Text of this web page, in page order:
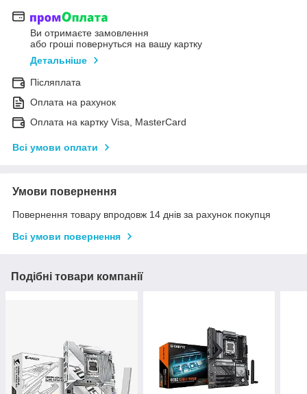
Ви отримаєте замовлення
або гроші повернуться на вашу картку
Детальніше
Післяплата
Оплата на рахунок
Оплата на картку Visa, MasterCard
Всі умови оплати
Умови повернення
Повернення товару впродовж 14 днів за рахунок покупця
Всі умови повернення
Подібні товари компанії